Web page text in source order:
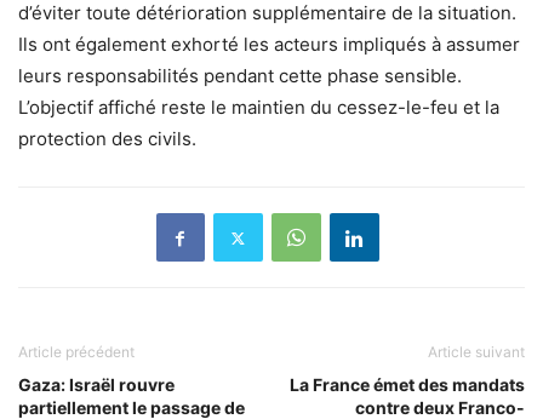
d’éviter toute détérioration supplémentaire de la situation.
Ils ont également exhorté les acteurs impliqués à assumer
leurs responsabilités pendant cette phase sensible.
L’objectif affiché reste le maintien du cessez-le-feu et la
protection des civils.
Article précédent
Gaza: Israël rouvre
partiellement le passage de
Article suivant
La France émet des mandats
contre deux Franco-